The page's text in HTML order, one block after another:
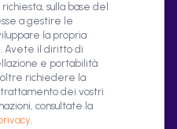
sulla base del
a gestire le
la propria
Avete il diritto di
e portabilità
richiedere la
dei vostri
consultate la
.